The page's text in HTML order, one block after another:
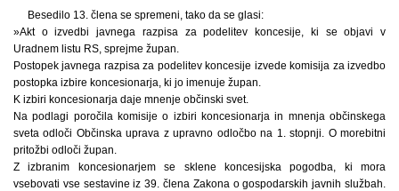
Besedilo 13. člena se spremeni, tako da se glasi:
»Akt o izvedbi javnega razpisa za podelitev koncesije, ki se objavi v
Uradnem listu RS, sprejme župan.
Postopek javnega razpisa za podelitev koncesije izvede komisija za izvedbo
postopka izbire koncesionarja, ki jo imenuje župan.
K izbiri koncesionarja daje mnenje občinski svet.
Na podlagi poročila komisije o izbiri koncesionarja in mnenja občinskega
sveta odloči Občinska uprava z upravno odločbo na 1. stopnji. O morebitni
pritožbi odloči župan.
Z izbranim koncesionarjem se sklene koncesijska pogodba, ki mora
vsebovati vse sestavine iz 39. člena Zakona o gospodarskih javnih službah.